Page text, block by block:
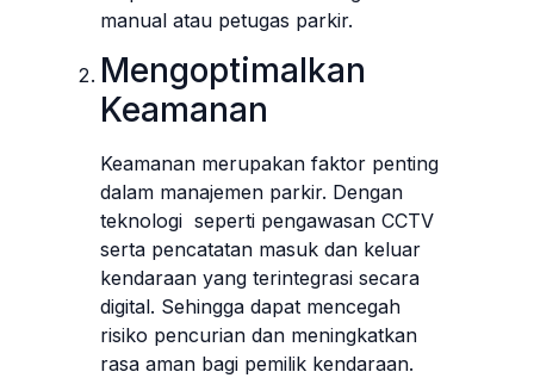
manual atau petugas parkir.
Mengoptimalkan
Keamanan
Keamanan merupakan faktor penting
dalam manajemen parkir. Dengan
teknologi seperti pengawasan CCTV
serta pencatatan masuk dan keluar
kendaraan yang terintegrasi secara
digital. Sehingga dapat mencegah
risiko pencurian dan meningkatkan
rasa aman bagi pemilik kendaraan.